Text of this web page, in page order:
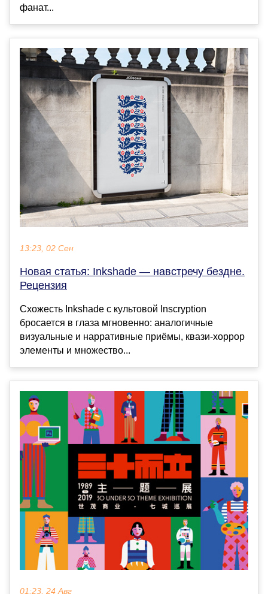
фанат...
13:23, 02 Сен
Новая статья: Inkshade — навстречу бездне.
Рецензия
Схожесть Inkshade с культовой Inscryption
бросается в глаза мгновенно: аналогичные
визуальные и нарративные приёмы, квази-хоррор
элементы и множество...
01:23, 24 Авг